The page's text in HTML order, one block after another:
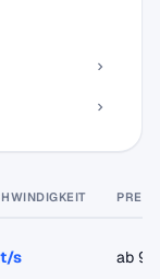
PREIS
s ab